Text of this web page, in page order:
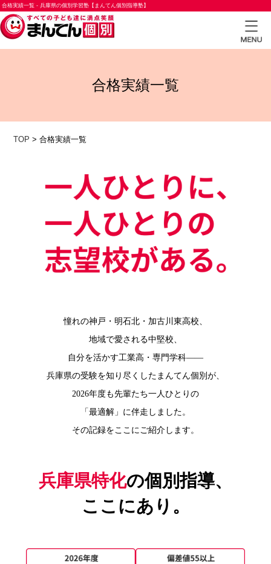
合格実績一覧 - 兵庫県の個別学習塾【まんてん個別指導塾】
ース
合格実績一覧
TOP >合格実績一覧
憧れの神戸・明石北・加古川東高校、
地域で愛される中堅校、
自分を活かす工業高・専門学科——
兵庫県の受験を知り尽くしたまんてん個別が、
2026年度も先輩たち一人ひとりの
「最適解」に伴走しました。
その記録をここにご紹介します。
兵庫県特化の個別指導、
ここにあり。